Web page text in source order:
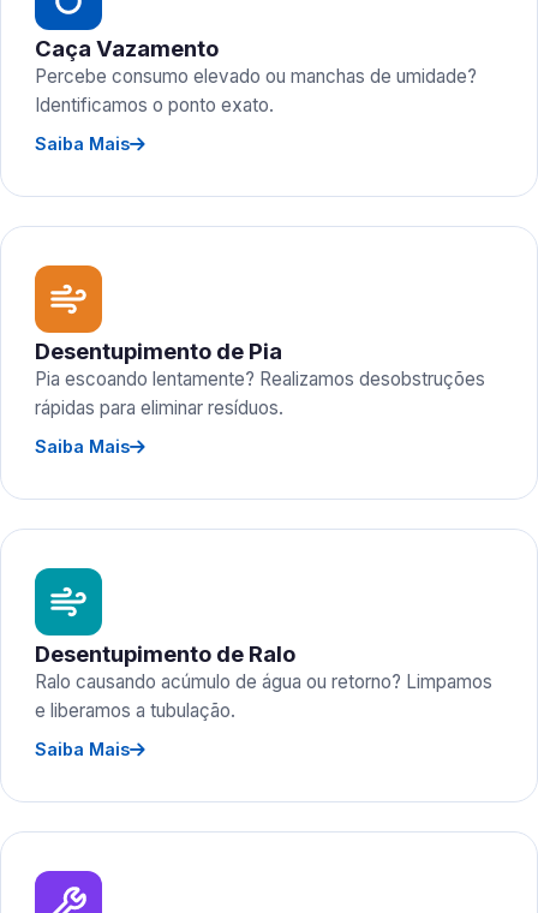
Caça Vazamento
Percebe consumo elevado ou manchas de umidade?
Identificamos o ponto exato.
Saiba Mais
Desentupimento de Pia
Pia escoando lentamente? Realizamos desobstruções
rápidas para eliminar resíduos.
Saiba Mais
Desentupimento de Ralo
Ralo causando acúmulo de água ou retorno? Limpamos
e liberamos a tubulação.
Saiba Mais